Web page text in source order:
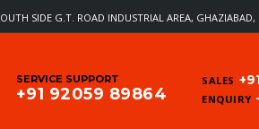
SIDE G.T. ROAD INDUSTRIAL AREA,
SALES
ENQUIRY
SERVICE SUPPORT
+91 92059 89864